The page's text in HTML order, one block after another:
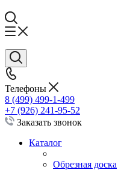
Телефоны
8 (499) 499-1-499
+7 (926) 241-95-52
Заказать звонок
Каталог
Обрезная доска